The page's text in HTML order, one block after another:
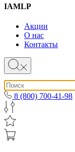
IAMLP
Акции
О нас
Контакты
8 (800) 700-41-98